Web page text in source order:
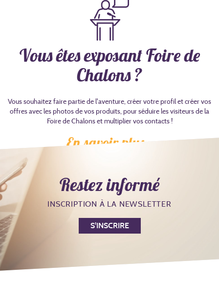
Vous êtes exposant Foire de
Chalons ?
Vous souhaitez faire partie de l'aventure, créer votre profil et créer vos
offres avec les photos de vos produits, pour séduire les visiteurs de la
Foire de Chalons et multiplier vos contacts !
En savoir plus >
Restez informé
INSCRIPTION À LA NEWSLETTER
S'INSCRIRE